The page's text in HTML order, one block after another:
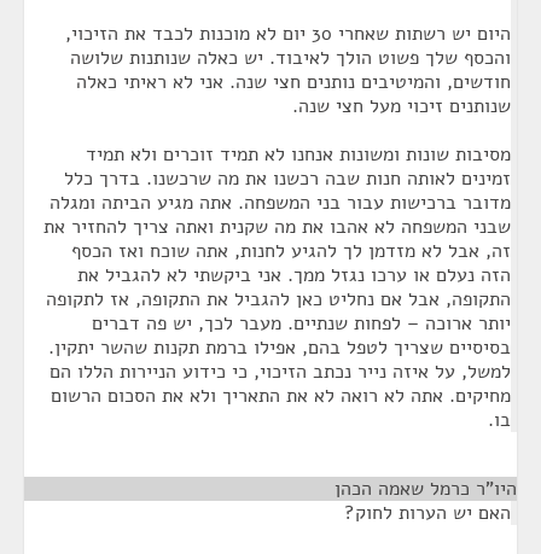
היום יש רשתות שאחרי 30 יום לא מוכנות לכבד את הזיכוי,
והכסף שלך פשוט הולך לאיבוד. יש כאלה שנותנות שלושה
חודשים, והמיטיבים נותנים חצי שנה. אני לא ראיתי כאלה
שנותנים זיכוי מעל חצי שנה.
מסיבות שונות ומשונות אנחנו לא תמיד זוכרים ולא תמיד
זמינים לאותה חנות שבה רכשנו את מה שרכשנו. בדרך כלל
מדובר ברכישות עבור בני המשפחה. אתה מגיע הביתה ומגלה
שבני המשפחה לא אהבו את מה שקנית ואתה צריך להחזיר את
זה, אבל לא מזדמן לך להגיע לחנות, אתה שוכח ואז הכסף
הזה נעלם או ערכו נגזל ממך. אני ביקשתי לא להגביל את
התקופה, אבל אם נחליט כאן להגביל את התקופה, אז לתקופה
יותר ארוכה – לפחות שנתיים. מעבר לכך, יש פה דברים
בסיסיים שצריך לטפל בהם, אפילו ברמת תקנות שהשר יתקין.
למשל, על איזה נייר נכתב הזיכוי, כי כידוע הניירות הללו הם
מחיקים. אתה לא רואה לא את התאריך ולא את הסכום הרשום
בו.
היו"ר כרמל שאמה הכהן
האם יש הערות לחוק?